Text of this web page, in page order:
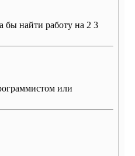
бы найти работу на 2 3
или